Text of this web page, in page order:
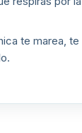
te marea,